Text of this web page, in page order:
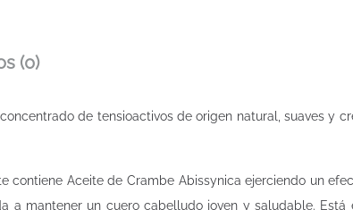
(0)
de tensioactivos de origen natural, suaves
contiene Aceite de Crambe Abissynica ejerciendo un
a mantener un cuero cabelludo joven y saludable.